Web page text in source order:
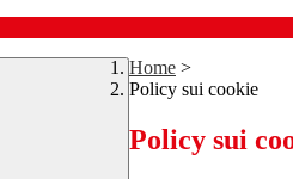
Home >
Policy sui cookie
Policy sui